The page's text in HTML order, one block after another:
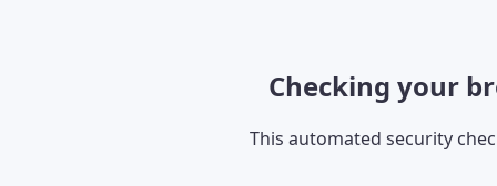
Checking your
This automated security